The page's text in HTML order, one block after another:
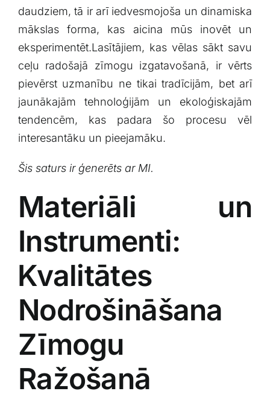
daudziem, tā‍ ir arī⁢ iedvesmojoša un dinamiska
mākslas forma,​ kas⁣ aicina mūs inovēt un
eksperimentēt.Lasītājiem, kas vēlas sākt savu
ceļu radošajā zīmogu izgatavošanā, ​ir vērts‌
pievērst uzmanību ne tikai ​tradīcijām, bet ⁣arī
jaunākajām tehnoloģijām​ un ekoloģiskajām
tendencēm, kas padara šo procesu vēl
interesantāku⁢ un pieejamāku.
Šis saturs⁣ ir ģenerēts ⁤ar MI.
Materiāli⁢ un
Instrumenti:
⁢Kvalitātes
Nodrošināšana
Zīmogu‍
Ražošanā